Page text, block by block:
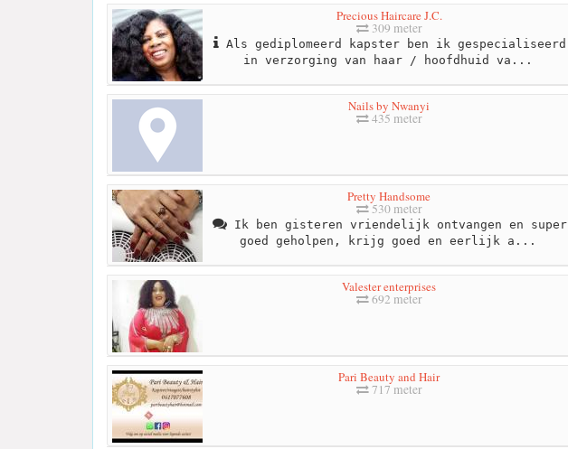
Precious Haircare J.C.
309 meter
Als gediplomeerd kapster ben ik gespecialiseerd
in verzorging van haar / hoofdhuid va...
Nails by Nwanyi
435 meter
Pretty Handsome
530 meter
Ik ben gisteren vriendelijk ontvangen en super
goed geholpen, krijg goed en eerlijk a...
Valester enterprises
692 meter
Pari Beauty and Hair
717 meter